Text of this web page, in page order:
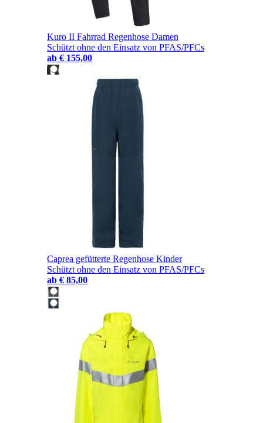
Kuro II Fahrrad Regenhose Damen
Schützt ohne den Einsatz von PFAS/PFCs
ab € 155,00
Caprea gefütterte Regenhose Kinder
Schützt ohne den Einsatz von PFAS/PFCs
ab € 85,00